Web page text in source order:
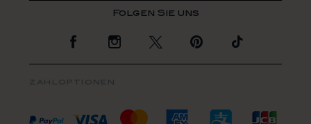
Zur Facebook Seite
Zur Instagram Seite
Zur Twitter Seite
Zur Pinterest